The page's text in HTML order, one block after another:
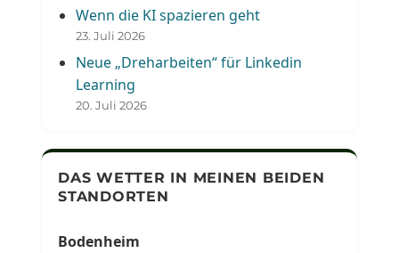
Wenn die KI spazieren geht
23. Juli 2026
Neue „Dreharbeiten“ für Linkedin
Learning
20. Juli 2026
DAS WETTER IN MEINEN BEIDEN
STANDORTEN
Bodenheim